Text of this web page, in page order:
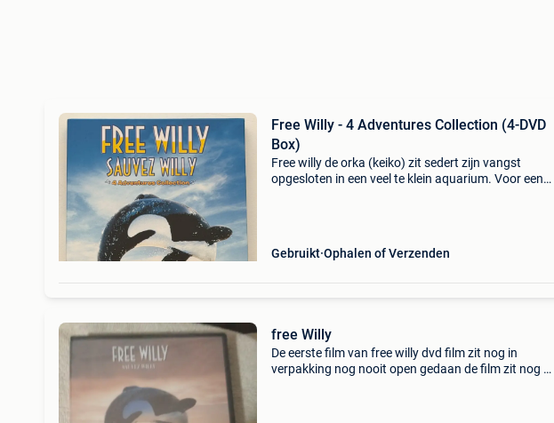
Free Willy - 4 Adventures Collection (4-DVD
Box)
Free willy de orka (keiko) zit sedert zijn vangst
opgesloten in een veel te klein aquarium. Voor een
Gebruikt Ophalen of Verzenden
free Willy
De eerste film van free willy dvd film zit nog in
verpakking nog nooit open gedaan de film zit nog in